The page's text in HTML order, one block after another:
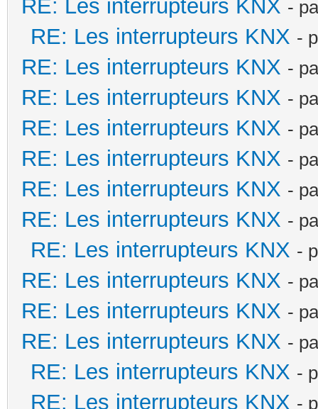
RE: Les interrupteurs KNX -
RE: Les interrupteurs KNX -
RE: Les interrupteurs KNX -
RE: Les interrupteurs KNX -
RE: Les interrupteurs KNX -
RE: Les interrupteurs KNX -
RE: Les interrupteurs KNX -
RE: Les interrupteurs KNX -
RE: Les interrupteurs KNX -
RE: Les interrupteurs KNX -
RE: Les interrupteurs KNX -
RE: Les interrupteurs KNX -
RE: Les interrupteurs KNX -
RE: Les interrupteurs KNX -